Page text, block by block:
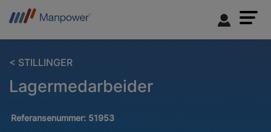
< STILLINGER
Lagermedarbeider
Referansenummer: 51953